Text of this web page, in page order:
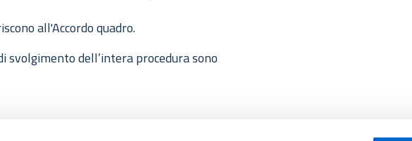
all'Accordo quadro.
dell’intera procedura sono